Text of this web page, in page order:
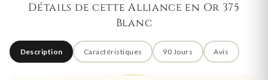
Détails de cette Alliance en Or 375
Blanc
Description Caractéristiques 90 Jours Avis